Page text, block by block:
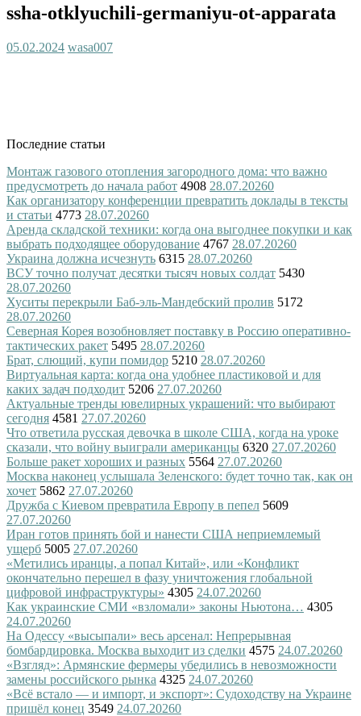
ssha-otklyuchili-germaniyu-ot-apparata
05.02.2024 wasa007
Последние статьи
Монтаж газового отопления загородного дома: что важно
предусмотреть до начала работ 4908 28.07.20260
Как организатору конференции превратить доклады в тексты
и статьи 4773 28.07.20260
Аренда складской техники: когда она выгоднее покупки и как
выбрать подходящее оборудование 4767 28.07.20260
Украина должна исчезнуть 6315 28.07.20260
ВСУ точно получат десятки тысяч новых солдат 5430
28.07.20260
Хуситы перекрыли Баб-эль-Мандебский пролив 5172
28.07.20260
Северная Корея возобновляет поставку в Россию оперативно-
тактических ракет 5495 28.07.20260
Брат, слющий, купи помидор 5210 28.07.20260
Виртуальная карта: когда она удобнее пластиковой и для
каких задач подходит 5206 27.07.20260
Актуальные тренды ювелирных украшений: что выбирают
сегодня 4581 27.07.20260
Что ответила русская девочка в школе США, когда на уроке
сказали, что войну выиграли американцы 6320 27.07.20260
Больше ракет хороших и разных 5564 27.07.20260
Москва наконец услышала Зеленского: будет точно так, как он
хочет 5862 27.07.20260
Дружба с Киевом превратила Европу в пепел 5609
27.07.20260
Иран готов принять бой и нанести США неприемлемый
ущерб 5005 27.07.20260
«Метились иранцы, а попал Китай», или «Конфликт
окончательно перешел в фазу уничтожения глобальной
цифровой инфраструктуры» 4305 24.07.20260
Как украинские СМИ «взломали» законы Ньютона… 4305
24.07.20260
На Одессу «высыпали» весь арсенал: Непрерывная
бомбардировка. Москва выходит из сделки 4575 24.07.20260
«Взгляд»: Армянские фермеры убедились в невозможности
замены российского рынка 4325 24.07.20260
«Всё встало — и импорт, и экспорт»: Судоходству на Украине
пришёл конец 3549 24.07.20260